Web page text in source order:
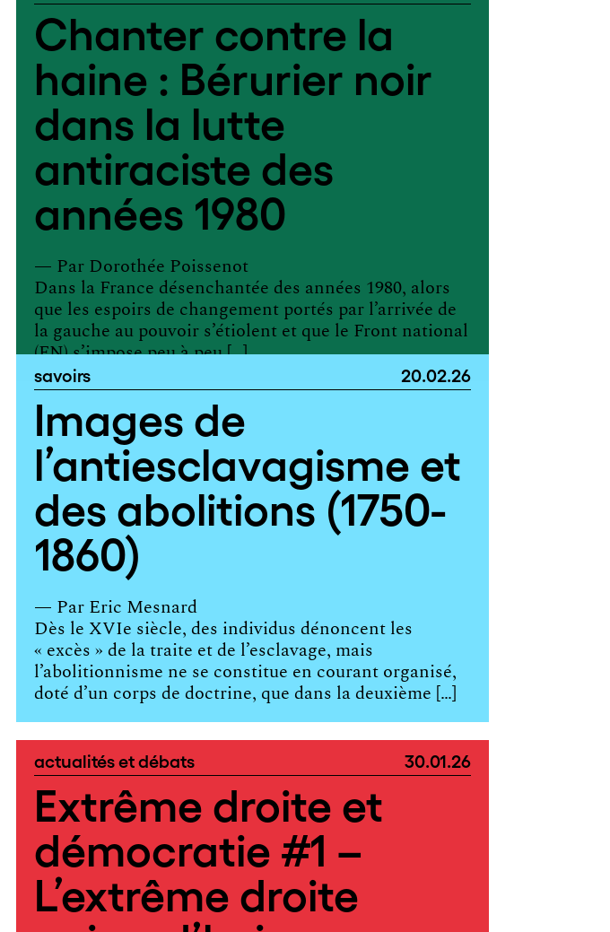
Chanter contre la
haine : Bérurier noir
dans la lutte
antiraciste des
années 1980
— Par Dorothée Poissenot
Dans la France désenchantée des années 1980, alors
que les espoirs de changement portés par l’arrivée de
la gauche au pouvoir s’étiolent et que le Front national
(FN) s’impose peu à peu […]
savoirs 20.02.26
Images de
l’antiesclavagisme et
des abolitions (1750-
1860)
— Par Eric Mesnard
Dès le XVIe siècle, des individus dénoncent les
« excès » de la traite et de l’esclavage, mais
l’abolitionnisme ne se constitue en courant organisé,
doté d’un corps de doctrine, que dans la deuxième […]
actualités et débats 30.01.26
Extrême droite et
démocratie #1 –
L’extrême droite